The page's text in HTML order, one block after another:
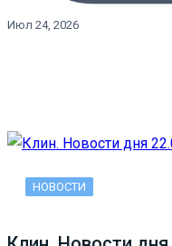
Июл 24, 2026
НОВОСТИ